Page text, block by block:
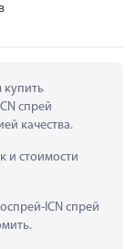
купить
спрей
качества.
и стоимости
ICN спрей